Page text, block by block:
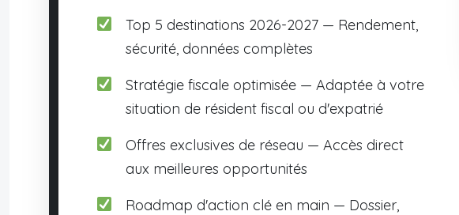
Top 5 destinations 2026-2027 — Rendement,
sécurité, données complètes
Stratégie fiscale optimisée — Adaptée à votre
situation de résident fiscal ou d'expatrié
Offres exclusives de réseau — Accès direct
aux meilleures opportunités
Roadmap d'action clé en main — Dossier,